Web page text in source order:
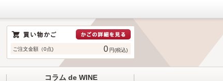
ご注文金額（0点) 0 円(税込)
コラム de WINE